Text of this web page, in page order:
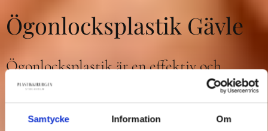
Samtycke Information Om
Ögonlocksplastik Gävle
Ögonlocksplastik är en effektiv och
populär behandling som kan ge dig ett
piggare och mer ungdomligt utseende,
plastikkirurgi i Stockholm.